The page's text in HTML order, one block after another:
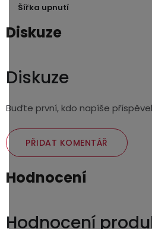
Šířka upnutí
Diskuze
Diskuze
Buďte první, kdo napíše
PŘIDAT KOMENTÁŘ
Hodnocení
Hodnocení